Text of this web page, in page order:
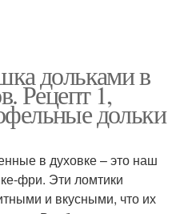
дольками в
Рецепт 1,
дольки
в духовке – это наш
фри. Эти ломтики
и вкусными, что их